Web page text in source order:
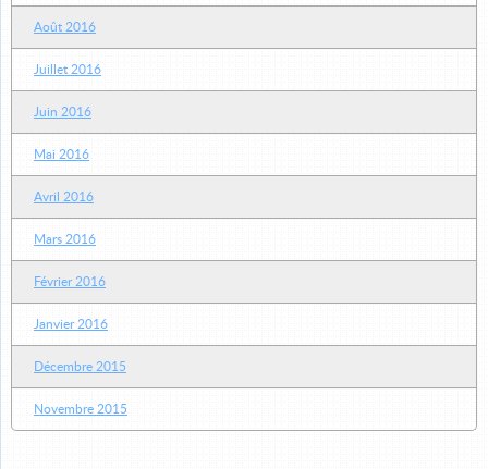
Août 2016
Juillet 2016
Juin 2016
Mai 2016
Avril 2016
Mars 2016
Février 2016
Janvier 2016
Décembre 2015
Novembre 2015